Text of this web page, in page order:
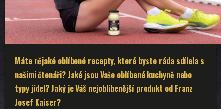
Máte nějaké oblíbené recepty, které byste ráda sdílela s
našimi čtenáři? Jaké jsou Vaše oblíbené kuchyně nebo
typy jídel? Jaký je Váš nejoblíbenější produkt od Franz
Josef Kaiser?